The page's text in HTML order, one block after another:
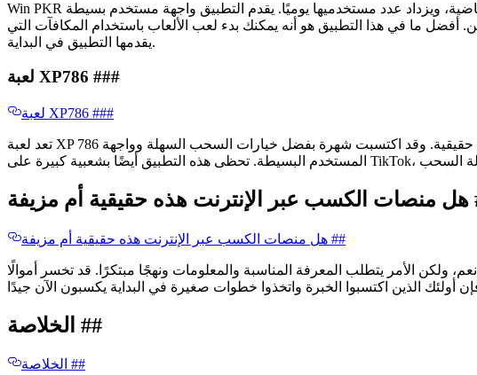
Win PKR هي منصة أخرى معروفة تتيح للمستخدمين كسب المال من خلال الألعاب. وقد سيطرت على السوق خلال السنوات القليلة الماضية، ويزداد عدد مستخدميها يوميًا. يقدم التطبيق واجهة مستخدم بسيطة
ما في هذا التطبيق هو أنه يمكنك بدء لعب الألعاب باستخدام المكافآت التي
يقدمها التطبيق في البداية.
لعبة XP786 ​​###
لعبة XP786 ​​###
تعد لعبة XP 786 خيارًا ممتازًا لمن يبحثون عن كسب المال من خلال اللعب. يتميز التطبيق بأوضاع لعب متعددة ويكافئ مستخدميه بأموال حقيقية. وقد اكتسبت شهرة بفضل خيارات السحب السهلة وواجهة
​​##
هل منصات الكسب عبر الإنترنت هذه حقيقية أم مزيفة ​​##
ولكن الأمر يتطلب المعرفة المناسبة والمعلومات ونهجًا مبتكرًا. قد تخسر أموالًا
الخلاصة ​​##
الخلاصة ​​##